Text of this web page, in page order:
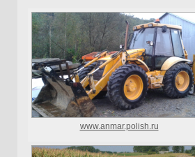
www.anmar.polish.ru